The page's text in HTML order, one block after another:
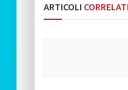
ARTICOLI CORRELATI